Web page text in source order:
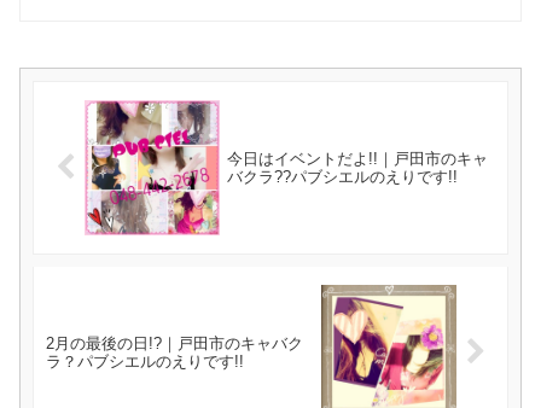
今日はイベントだよ!!｜戸田市のキャ
バクラ??パブシエルのえりです!!
2月の最後の日!?｜戸田市のキャバク
ラ？パブシエルのえりです!!